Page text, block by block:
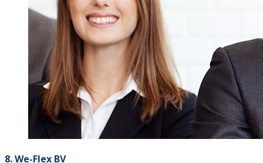
8. We-Flex BV